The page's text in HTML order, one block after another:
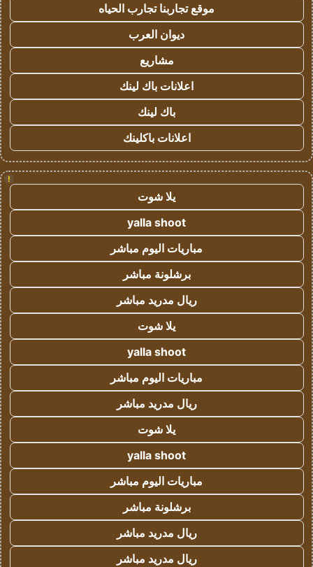
موقع تجاربنا تجارب الحياه
ديوان العرب
مشاريع
اعلانات باك لينك
باك لينك
اعلانات باكلينك
!
يلا شوت
yalla shoot
مباريات اليوم مباشر
برشلونة مباشر
ريال مدريد مباشر
يلا شوت
yalla shoot
مباريات اليوم مباشر
ريال مدريد مباشر
يلا شوت
yalla shoot
مباريات اليوم مباشر
برشلونة مباشر
ريال مدريد مباشر
ريال مدريد مباشر